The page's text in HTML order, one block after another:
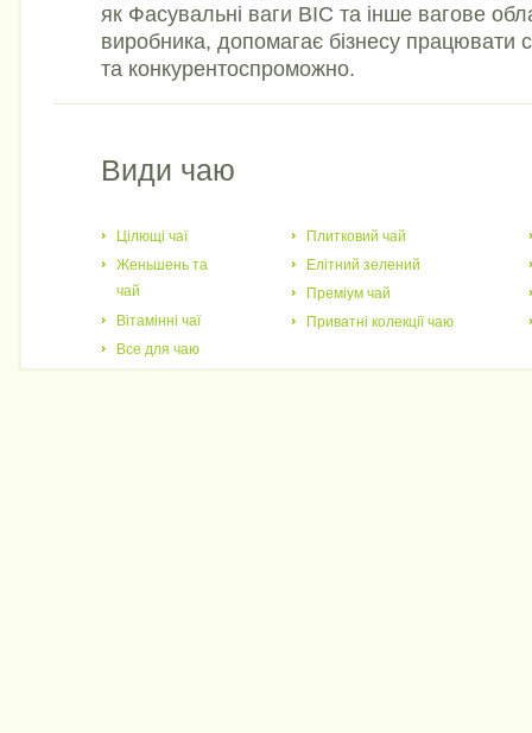
як Фасувальні ваги ВІС та інше вагове
виробника, допомагає бізнесу працювати
та конкурентоспроможно.
Види чаю
Цілющі чаї
Женьшень та
чай
Вітамінні чаї
Все для чаю
Плитковий чай
Елітний зелений
Преміум чай
Приватні колекції чаю